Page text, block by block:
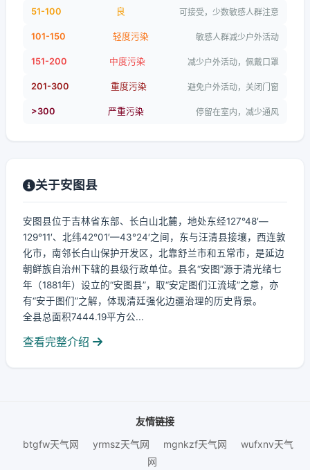
51-100 良 可接受，少数敏感人群注意
101-150 轻度污染 敏感人群减少户外活动
151-200 中度污染 减少户外活动，佩戴口罩
201-300 重度污染 避免户外活动，关闭门窗
>300 严重污染 停留在室内，减少通风
关于安图县
安图县位于吉林省东部、长白山北麓，地处东经127°48′—
129°11′、北纬42°01′—43°24′之间，东与汪清县接壤，西连敦
化市，南邻长白山保护开发区，北靠舒兰市和五常市，是延边
朝鲜族自治州下辖的县级行政单位。县名“安图”源于清光绪七
年（1881年）设立的“安图县”，取“安定图们江流域”之意，亦
有“安于图们”之解，体现清廷强化边疆治理的历史背景。
全县总面积7444.19平方公...
查看完整介绍
友情链接
btgfw天气网
yrmsz天气网 mgnkzf天气网
wufxnv天气
网